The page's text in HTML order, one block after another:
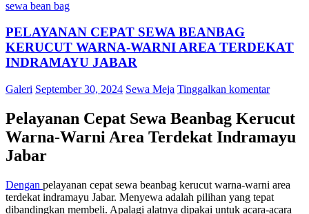
sewa bean bag
PELAYANAN CEPAT SEWA BEANBAG
KERUCUT WARNA-WARNI AREA TERDEKAT
INDRAMAYU JABAR
Galeri September 30, 2024 Sewa Meja Tinggalkan komentar
Pelayanan Cepat Sewa Beanbag Kerucut
Warna-Warni Area Terdekat Indramayu
Jabar
Dengan pelayanan cepat sewa beanbag kerucut warna-warni area
terdekat indramayu Jabar. Menyewa adalah pilihan yang tepat
dibandingkan membeli. Apalagi alatnya dipakai untuk acara-acara